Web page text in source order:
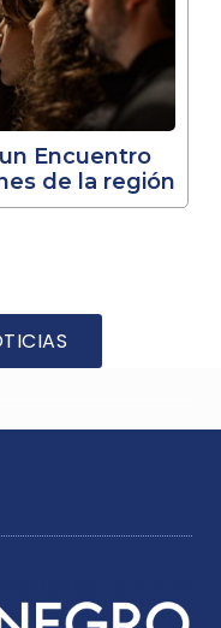
Encuentro
de la región